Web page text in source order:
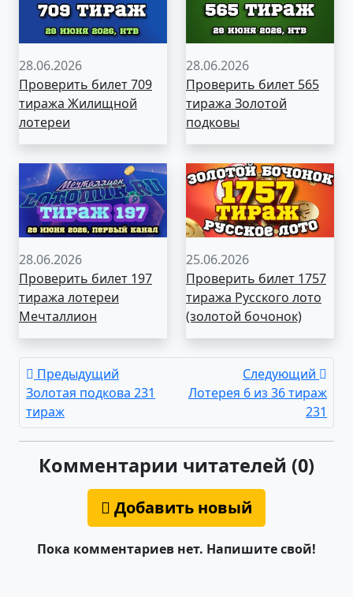
28.06.2026
Проверить билет 709
тиража Жилищной
лотереи
28.06.2026
Проверить билет 565
тиража Золотой
подковы
28.06.2026
Проверить билет 197
тиража лотереи
Мечталлион
25.06.2026
Проверить билет 1757
тиража Русского лото
(золотой бочонок)
Предыдущий
Золотая подкова 231
тираж
Следующий
Лотерея 6 из 36 тираж
231
Комментарии читателей (0)
Добавить новый
Пока комментариев нет. Напишите свой!